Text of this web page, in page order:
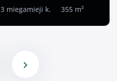
3 miegamieji k. 355 m²